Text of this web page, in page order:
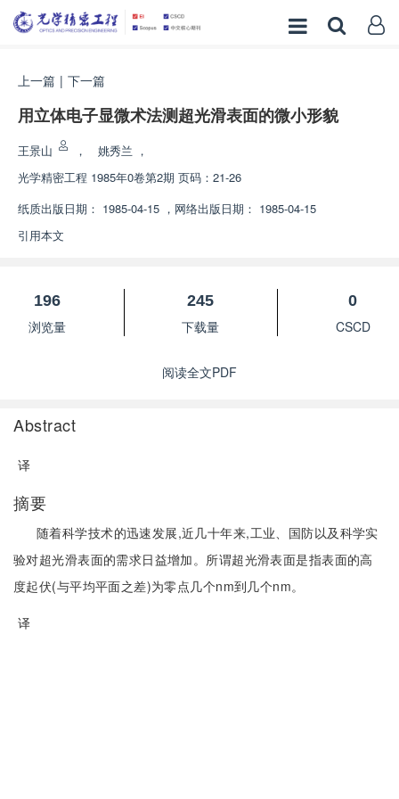
上一篇 | 下一篇
用立体电子显微术法测超光滑表面的微小形貌
王景山 ， 姚秀兰 ，
光学精密工程 1985年0卷第2期 页码：21-26
纸质出版日期： 1985-04-15 ， 网络出版日期： 1985-04-15
引用本文
196
浏览量
245
下载量
0
CSCD
阅读全文PDF
Abstract
译
摘要
随着科学技术的迅速发展,近几十年来,工业、国防以及科学实
验对超光滑表面的需求日益增加。所谓超光滑表面是指表面的高
度起伏(与平均平面之差)为零点几个nm到几个nm。
译